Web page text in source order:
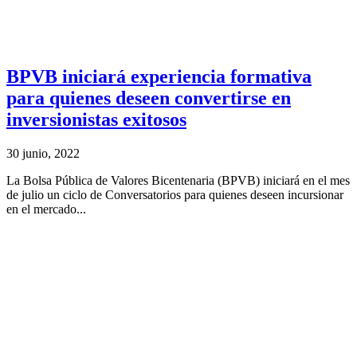
BPVB iniciará experiencia formativa
para quienes deseen convertirse en
inversionistas exitosos
30 junio, 2022
La Bolsa Pública de Valores Bicentenaria (BPVB) iniciará en el mes
de julio un ciclo de Conversatorios para quienes deseen incursionar
en el mercado...